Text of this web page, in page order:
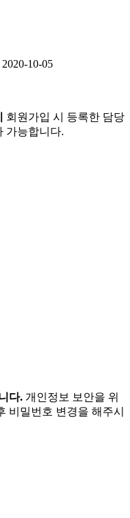
2020-10-05
회원가입 시 등록한 담당
가능합니다.
다. 개인정보 보안을 위
비밀번호 변경을 해주시